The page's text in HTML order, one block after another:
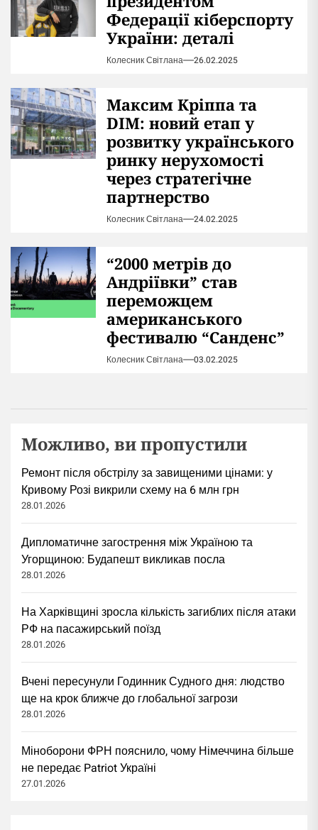
Федерації кіберспорту
України: деталі
Колесник Світлана 26.02.2025
Максим Кріппа та
DIM: новий етап у
розвитку українського
ринку нерухомості
через стратегічне
партнерство
Колесник Світлана 24.02.2025
“2000 метрів до
Андріївки” став
переможцем
американського
фестивалю “Санденс”
Колесник Світлана 03.02.2025
Можливо, ви пропустили
Ремонт після обстрілу за завищеними цінами: у
Кривому Розі викрили схему на 6 млн грн
28.01.2026
Дипломатичне загострення між Україною та
Угорщиною: Будапешт викликав посла
28.01.2026
На Харківщині зросла кількість загиблих після атаки
РФ на пасажирський поїзд
28.01.2026
Вчені пересунули Годинник Судного дня: людство
ще на крок ближче до глобальної загрози
28.01.2026
Міноборони ФРН пояснило, чому Німеччина більше
не передає Patriot Україні
27.01.2026